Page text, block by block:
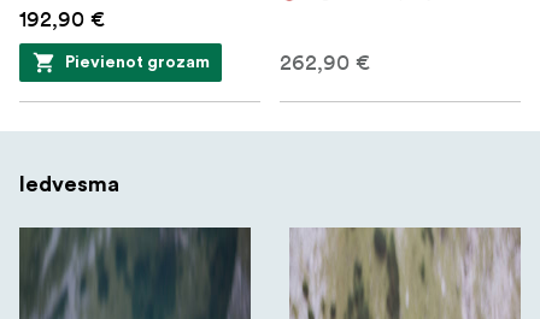
192,90 €
Pievienot grozam 262,90 €
Iedvesma